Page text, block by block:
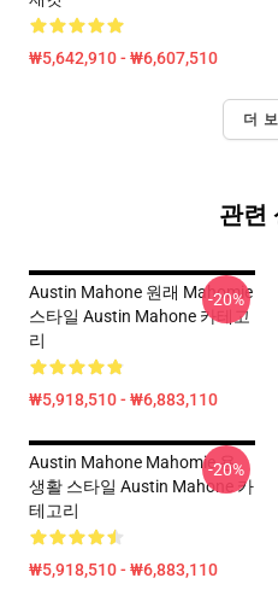
₩5,642,910 - ₩6,607,510
더 보
관련
Austin Mahone 원래 Mahomie
스타일 Austin Mahone 카테고
리
₩5,918,510 - ₩6,883,110
-20%
Austin Mahone Mahomie 용
생활 스타일 Austin Mahone 카
테고리
₩5,918,510 - ₩6,883,110
-20%